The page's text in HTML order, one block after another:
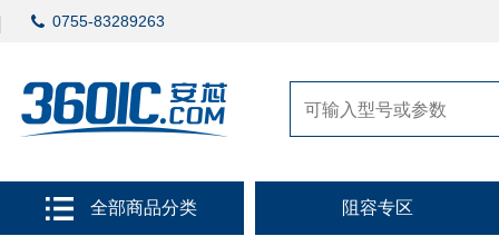
0755-83289263
全部商品分类 阻容专区